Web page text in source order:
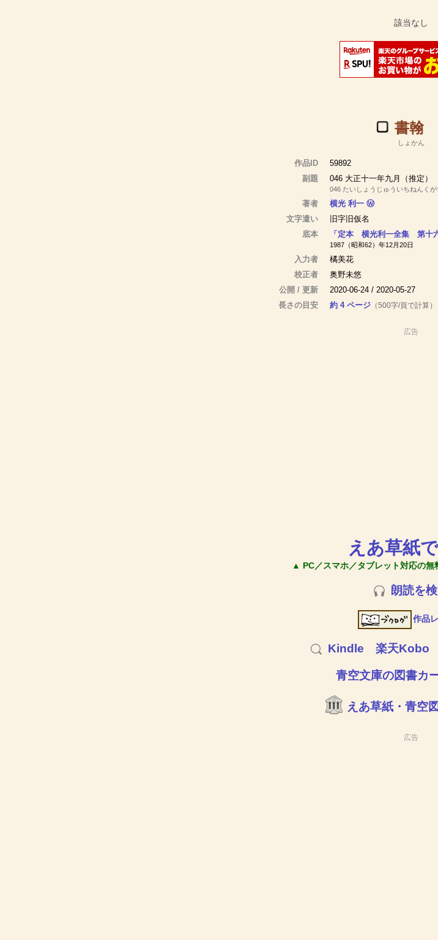
書翰
しょかん
作品ID
59892
副題
046 大正十一年九月（推定
046 たいしょうじゅういちねんく
著者 横光 利一 Ⓦ
文字遣い
旧字旧仮名
底本
「定本 横光利一全集 第十
1987（昭和62）年12月20日
入力者
橘美花
校正者
奥野未悠
公開 / 更新
2020-06-24 / 2020-05-27
長さの目安
約 4 ページ（500字/頁で計算）
広告
えあ草紙
▲ PC／スマホ／タブレット対応の
朗読を
作品
Kindle 楽天Kobo
青空文庫の図書カ
えあ草紙・青空
広告